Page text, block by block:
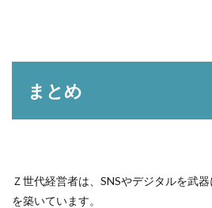
まとめ
Ｚ世代経営者は、SNSやデジタルを武
を築いています。